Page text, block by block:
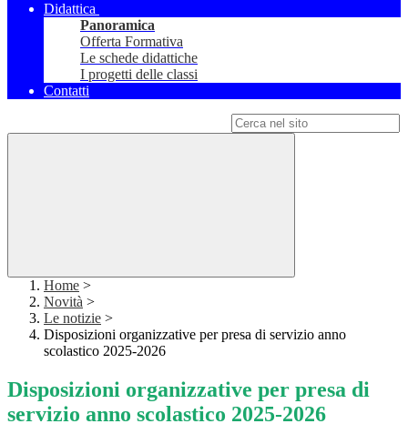
Didattica
Panoramica
Offerta Formativa
Le schede didattiche
I progetti delle classi
Contatti
Home >
Novità >
Le notizie >
Disposizioni organizzative per presa di servizio anno
scolastico 2025-2026
Disposizioni organizzative per presa di
servizio anno scolastico 2025-2026